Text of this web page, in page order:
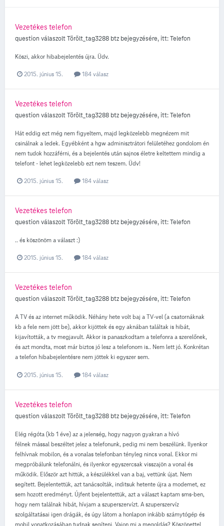
Vezetékes telefon
question válaszoltTörölt_tag3288 btz bejegyzésére, itt:Telefon
Köszi, akkor hibabejelentés újra. Üdv.
2015. június 15. 184 válasz
Vezetékes telefon
question válaszoltTörölt_tag3288 btz bejegyzésére, itt:Telefon
Hát eddig ezt még nem figyeltem, majd legközelebb megnézem mit
csinálnak a ledek. Egyébként a hgw adminisztrátori felületéhez gondolom én
nem tudok hozzáférni, és a bejelentés után sajnos életre keltettem mindig a
telefont - lehet legközelebb ezt nem teszem. Üdv!
2015. június 15. 184 válasz
Vezetékes telefon
question válaszoltTörölt_tag3288 btz bejegyzésére, itt:Telefon
.. és köszönöm a választ :)
2015. június 15. 184 válasz
Vezetékes telefon
question válaszoltTörölt_tag3288 btz bejegyzésére, itt:Telefon
A TV és az internet működik. Néhány hete volt baj a TV-vel (a csatornáknak
kb a fele nem jött be), akkor kijöttek és egy aknában találtak is hibát,
kijavították, a tv megjavult. Akkor is panaszkodtam a telefonra a szerelőnek,
és azt mondta, most már biztos jó lesz a telefonom is.. Nem lett jó. Konkrétan
a telefon hibabejelentésre nem jöttek ki egyszer sem.
2015. június 15. 184 válasz
Vezetékes telefon
question válaszoltTörölt_tag3288 btz bejegyzésére, itt:Telefon
Elég régóta (kb 1 éve) az a jelenség, hogy nagyon gyakran a hívó
félnek mással beszéltet jelez a telefonunk, pedig mi nem beszélünk. Ilyenkor
felhívnak mobilon, és a vonalas telefonban tényleg nincs vonal. Ekkor mi
megpróbálunk telefonálni, és ilyenkor egyszercsak visszajön a vonal és
működik. Először azt hittük, a készülékkel van a baj, vettünk újat. Nem
segített. Bejelentettük, azt tanácsolták, inditsuk hetente újra a modemet, ez
sem hozott eredményt. Újfent bejelentettük, azt a választ kaptam sms-ben,
hogy nem találnak hibát, hívjam a szuperszervízt. A szuperszervíz
szolgáltatásai igen drágák, és úgy látom a honlapon inkább számytógép és
mobil vonatkozásában tudnak segíteni. Vajon mi a megoldás? Köszönettel